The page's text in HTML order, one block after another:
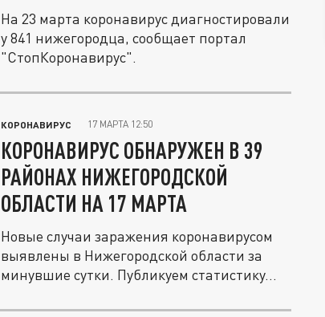
На 23 марта коронавирус диагностировали
у 841 нижегородца, сообщает портал
"СтопКоронавирус".
КОРОНАВИРУС 17 МАРТА 12:50
КОРОНАВИРУС ОБНАРУЖЕН В 39
РАЙОНАХ НИЖЕГОРОДСКОЙ
ОБЛАСТИ НА 17 МАРТА
Новые случаи заражения коронавирусом
выявлены в Нижегородской области за
минувшие сутки. Публикуем статистику...